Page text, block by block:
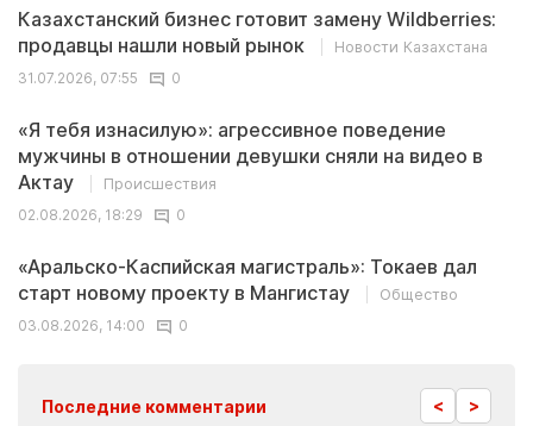
Казахстанский бизнес готовит замену Wildberries:
продавцы нашли новый рынок
Новости Казахстана
31.07.2026, 07:55
0
«Я тебя изнасилую»: агрессивное поведение
мужчины в отношении девушки сняли на видео в
Актау
Происшествия
02.08.2026, 18:29
0
«Аральско-Каспийская магистраль»: Токаев дал
старт новому проекту в Мангистау
Общество
03.08.2026, 14:00
0
Последние комментарии < >